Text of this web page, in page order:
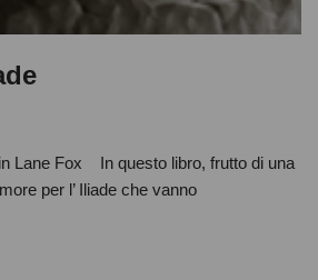
Lane Fox In questo libro, frutto di una
per l’ Iliade che vanno